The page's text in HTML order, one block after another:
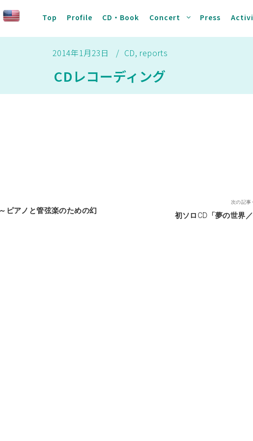
Top Profile CD・Book Concert Press
2014年1月23日 CD, reports
CDレコーディング
ピアノと管弦楽のための幻
次の記事
初ソロCD「夢の世界